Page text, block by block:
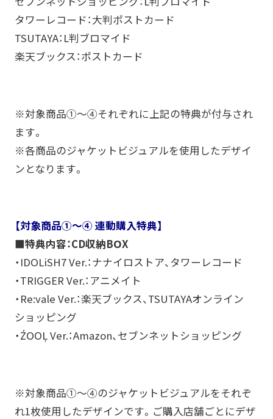
タワーレコード：大判ポストカード
TSUTAYA：L判ブロマイド
楽天ブックス：ポストカード
※対象商品①～④それぞれに上記の特典が付与され
ます。
※各商品のジャケットビジュアルを使用したデザイ
ンとなります。
【対象商品①～④ 連動購入特典】
■特典内容：CD収納BOX
・IDOLiSH7 Ver.：ナナイロストア、タワーレコード
・TRIGGER Ver.：アニメイト
・Re:vale Ver.：楽天ブックス、TSUTAYAオンライン
ショッピング
・ŹOOĻ Ver.：Amazon、セブンネットショッピング
※対象商品①～④のジャケットビジュアルをそれぞ
れ1枚使用したデザインです。ご購入店舗ごとにデザ